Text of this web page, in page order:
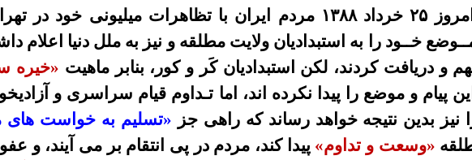
۲۵خرداد۱۳۸۸ مردم ایران با تظاهرات میلیونی خود در
خــود را به استبدادیان ولایت مطلقه و نیز به ملل دنیا اعلام
و دریافت کردند، لکن استبدادیان کَر و کور، بنابرماهیت «خیره
پیام و موضع را پیدا نکرده اند، اما تـداوم قیام سراسری و
نیز بدین نتیجه خواهد رساند که راهی جز «تسلیم به خواست های
«وسعت و تداوم» پیدا کند، مردم در پی انتقام بر می آیند، و